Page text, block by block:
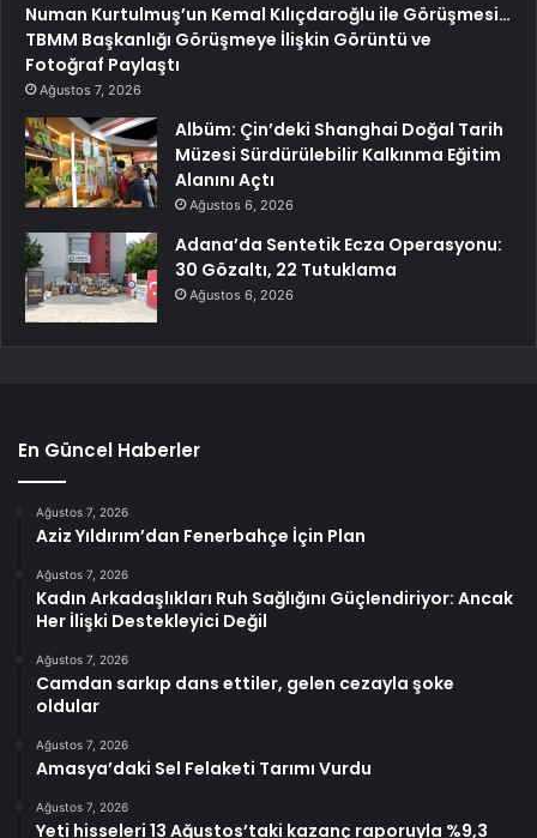
Numan Kurtulmuş’un Kemal Kılıçdaroğlu ile Görüşmesi…
TBMM Başkanlığı Görüşmeye İlişkin Görüntü ve
Fotoğraf Paylaştı
Ağustos 7, 2026
Albüm: Çin’deki Shanghai Doğal Tarih
Müzesi Sürdürülebilir Kalkınma Eğitim
Alanını Açtı
Ağustos 6, 2026
Adana’da Sentetik Ecza Operasyonu:
30 Gözaltı, 22 Tutuklama
Ağustos 6, 2026
En Güncel Haberler
Ağustos 7, 2026
Aziz Yıldırım’dan Fenerbahçe İçin Plan
Ağustos 7, 2026
Kadın Arkadaşlıkları Ruh Sağlığını Güçlendiriyor: Ancak
Her İlişki Destekleyici Değil
Ağustos 7, 2026
Camdan sarkıp dans ettiler, gelen cezayla şoke
oldular
Ağustos 7, 2026
Amasya’daki Sel Felaketi Tarımı Vurdu
Ağustos 7, 2026
Yeti hisseleri 13 Ağustos’taki kazanç raporuyla %9,3